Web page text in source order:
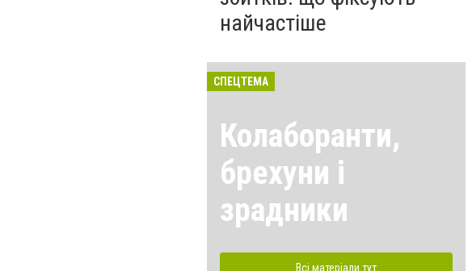
найчастіше
СПЕЦТЕМА
Колаборанти,
брехуни і
зрадники
Всі матеріали тут